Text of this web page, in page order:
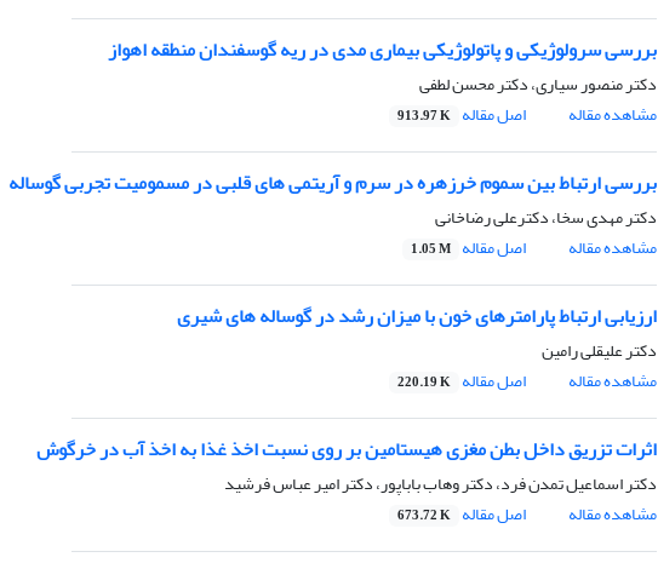
بررسی سرولوژیکی و پاتولوژیکی بیماری مدی در ریه گوسفندان منطقه اهواز
دکتر منصور سیاری، دکتر محسن لطفی
مشاهده مقاله
اصل مقاله 913.97 K
بررسی ارتباط بین سموم خرزهره در سرم و آریتمی های قلبی در مسمومیت تجربی گوساله
دکتر مهدی سخا، دکترعلی رضاخانی
مشاهده مقاله
اصل مقاله 1.05 M
ارزیابی ارتباط پارامترهای خون با میزان رشد در گوساله های شیری
دکتر علیقلی رامین
مشاهده مقاله
اصل مقاله 220.19 K
اثرات تزریق داخل بطن مغزی هیستامین بر روی نسبت اخذ غذا به اخذ آب در خرگوش
دکتر اسماعیل تمدن فرد، دکتر وهاب باباپور، دکتر امیر عباس فرشید
مشاهده مقاله
اصل مقاله 673.72 K